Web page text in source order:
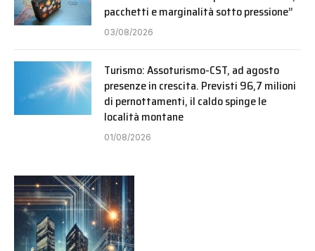
pacchetti e marginalità sotto pressione”
03/08/2026
Turismo: Assoturismo-CST, ad agosto
presenze in crescita. Previsti 96,7 milioni
di pernottamenti, il caldo spinge le
località montane
01/08/2026